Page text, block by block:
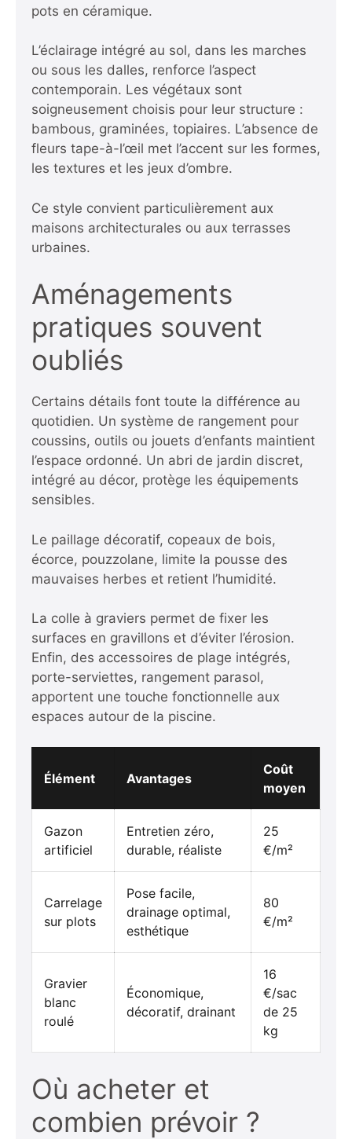
pots en céramique.
L’éclairage intégré au sol, dans les marches
ou sous les dalles, renforce l’aspect
contemporain. Les végétaux sont
soigneusement choisis pour leur structure :
bambous, graminées, topiaires. L’absence de
fleurs tape-à-l’œil met l’accent sur les formes,
les textures et les jeux d’ombre.
Ce style convient particulièrement aux
maisons architecturales ou aux terrasses
urbaines.
Aménagements
pratiques souvent
oubliés
Certains détails font toute la différence au
quotidien. Un système de rangement pour
coussins, outils ou jouets d’enfants maintient
l’espace ordonné. Un abri de jardin discret,
intégré au décor, protège les équipements
sensibles.
Le paillage décoratif, copeaux de bois,
écorce, pouzzolane, limite la pousse des
mauvaises herbes et retient l’humidité.
La colle à graviers permet de fixer les
surfaces en gravillons et d’éviter l’érosion.
Enfin, des accessoires de plage intégrés,
porte-serviettes, rangement parasol,
apportent une touche fonctionnelle aux
espaces autour de la piscine.
Élément Avantages
Coût
moyen
Gazon
artificiel
Entretien zéro,
durable, réaliste
25
€/m²
Carrelage
sur plots
Pose facile,
drainage optimal,
esthétique
80
€/m²
Gravier
blanc
roulé
Économique,
décoratif, drainant
16
€/sac
de 25
kg
Où acheter et
combien prévoir ?